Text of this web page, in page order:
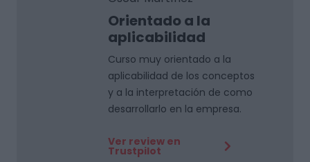
Orientado a la
aplicabilidad
Curso muy orientado a la
aplicabilidad de los conceptos
y a la interpretación de como
desarrollarlo en la empresa.
Ver review en
Trustpilot